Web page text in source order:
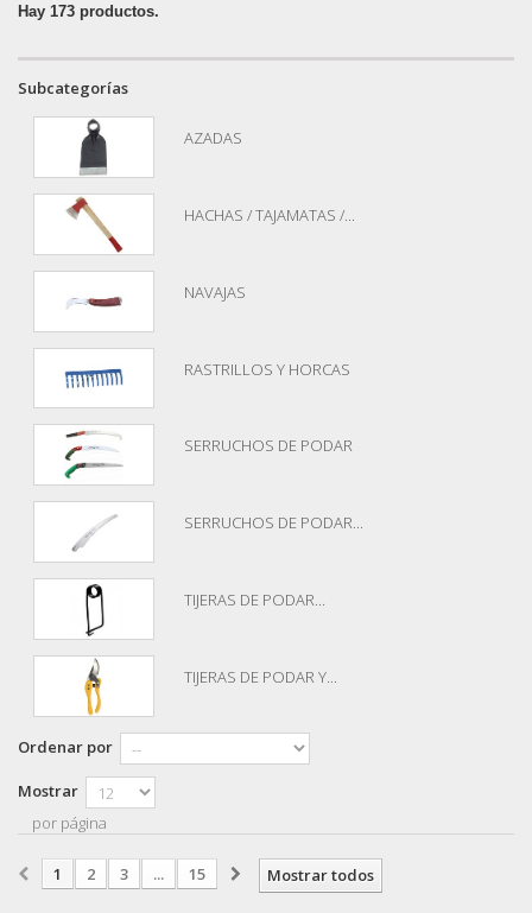
Hay 173 productos.
Subcategorías
AZADAS
HACHAS / TAJAMATAS /...
NAVAJAS
RASTRILLOS Y HORCAS
SERRUCHOS DE PODAR
SERRUCHOS DE PODAR...
TIJERAS DE PODAR...
TIJERAS DE PODAR Y...
Ordenar por
Mostrar
por página
Mostrar todos
1 2 3 ... 15